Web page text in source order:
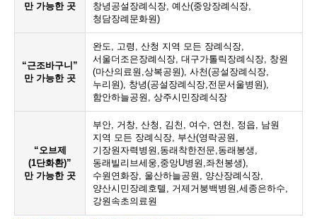
만 가능한 곳
창녕공설장례식장, 예산(중앙장례식장,
청담장례문화원)
“근조바구니”
만 가능한 곳
완도, 고령, 산청 지역 모든 장례식장,
서울더조은장례식장, 대구가톨릭장례식장, 창원
(마산의료원,상복공원), 사천(공설장례식장,
누리원), 창녕(공설장례식장,전문서울병원),
함안하늘공원, 상주시민장례식장
“오브제
(1단화환)”
만 가능한 곳
부안, 거창, 산청, 김천, 여수, 연천, 정읍, 남원
지역 모든 장례식장, 부산(영락공원,
기장원자력병원,동래착한전문,동래봉생,
동래빌리브세웅,중앙U병원,좌천봉생),
수원연화장, 울산하늘공원, 양산장례식장,
양산시민장례호텔, 거제거붕백병원,세종은하수,
강원속초의료원